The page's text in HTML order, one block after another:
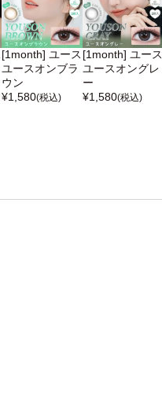
[1month] ユース
ユースオンブラ
ウン
¥1,580(税込)
[1month] ユース
ユースオングレ
ー
¥1,580(税込)